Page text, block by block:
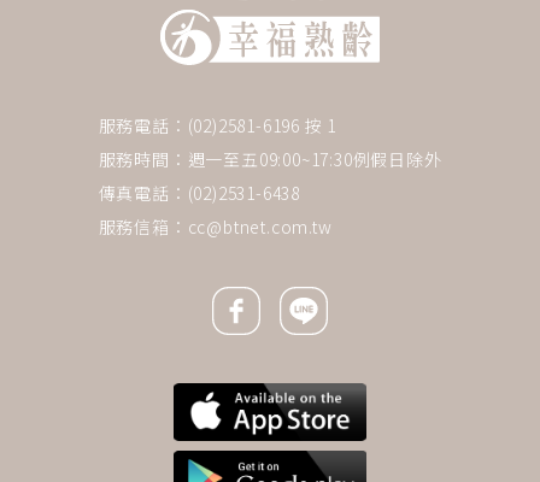
服務電話：(02)2581-6196 按 1
服務時間：週一至五09:00~17:30例假日除外
傳真電話：(02)2531-6438
服務信箱： cc@btnet.com.tw
Facebook icon
Line icon